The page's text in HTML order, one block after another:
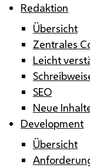
Redaktion
Übersicht
Zentrales
Leicht
SEO
Neue
Development
Übersicht